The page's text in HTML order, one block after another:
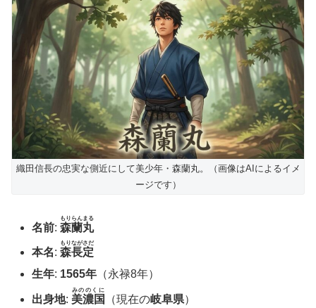
織田信長の忠実な側近にして美少年・森蘭丸。（画像はAIによるイメ
ージです）
名前:森蘭丸
もりらんまる
本名:森長定
もりながさだ
生年: 1565年 （永禄8年）
出身地: 美濃国
みののくに
（現在の岐阜県）